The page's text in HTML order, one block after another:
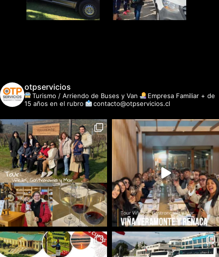
otpservicios
Turismo / Arriendo de Buses y Van
Empresa Familiar + de
15 años en el rubro
contacto@otpservicios.cl